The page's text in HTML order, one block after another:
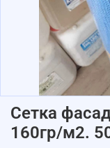
Сетка
160гр/м2.